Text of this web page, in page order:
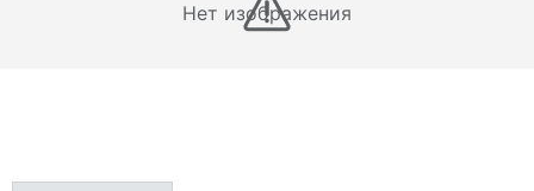
Нет изображения